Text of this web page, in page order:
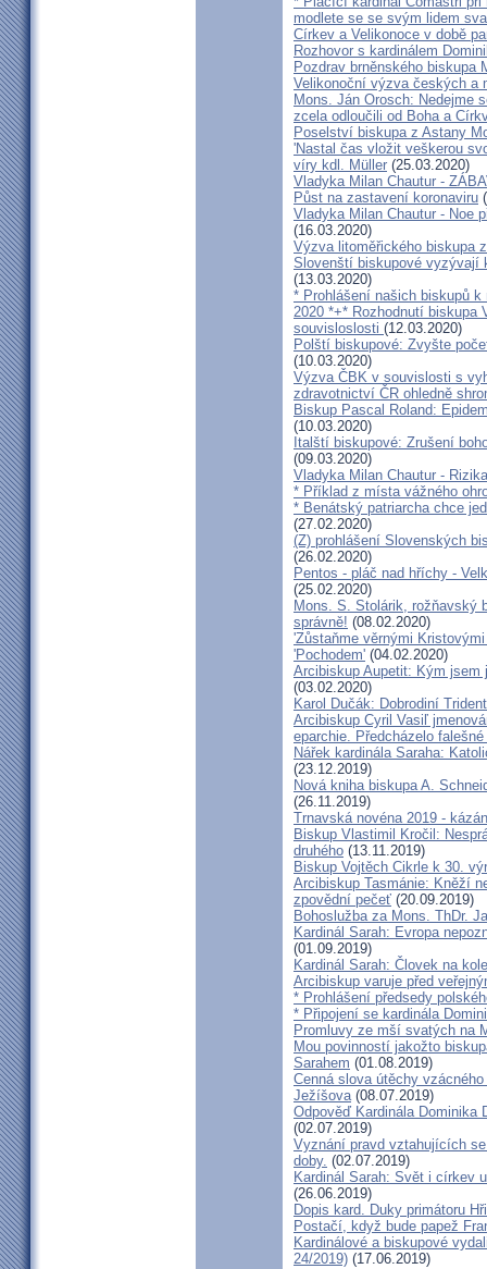
modlete se se svým lidem
Církev a Velikonoce v době
Rozhovor s kardinálem
Pozdrav brněnského biskupa
Velikonoční výzva českých a
Mons. Ján Orosch: Nedejme
zcela odloučili od Boha a
Poselství biskupa z Astany
'Nastal čas vložit veškerou
víry kdl. Müller (25.03.2020)
Vladyka Milan Chautur -
Půst na zastavení koronaviru
Vladyka Milan Chautur - Noe
(16.03.2020)
Výzva litoměřického biskupa
Slovenští biskupové vyzývají
(13.03.2020)
* Prohlášení našich biskupů
2020 *+* Rozhodnutí biskupa
souvisloslosti (12.03.2020)
Polští biskupové: Zvyšte
(10.03.2020)
Výzva ČBK v souvislosti s
zdravotnictví ČR ohledně
Biskup Pascal Roland:
(10.03.2020)
Italští biskupové: Zrušení
(09.03.2020)
Vladyka Milan Chautur -
* Příklad z místa vážného
* Benátský patriarcha chce
(27.02.2020)
(Z) prohlášení Slovenských
(26.02.2020)
Pentos - pláč nad hříchy -
(25.02.2020)
Mons. S. Stolárik, rožňavský
správně! (08.02.2020)
'Zůstaňme věrnými
'Pochodem' (04.02.2020)
Arcibiskup Aupetit: Kým jsem
(03.02.2020)
Karol Dučák: Dobrodiní
Arcibiskup Cyril Vasiľ
eparchie. Předcházelo
Nářek kardinála Saraha:
(23.12.2019)
Nová kniha biskupa A.
(26.11.2019)
Trnavská novéna 2019 -
Biskup Vlastimil Kročil:
druhého (13.11.2019)
Biskup Vojtěch Cikrle k 30.
Arcibiskup Tasmánie: Kněží
zpovědní pečeť (20.09.2019)
Bohoslužba za Mons. ThDr.
Kardinál Sarah: Evropa
(01.09.2019)
Kardinál Sarah: Človek na
Arcibiskup varuje před
* Prohlášení předsedy
* Připojení se kardinála
Promluvy ze mší svatých na
Mou povinností jakožto
Sarahem (01.08.2019)
Cenná slova útěchy
Ježíšova(08.07.2019)
Odpověď Kardinála Dominika
(02.07.2019)
Vyznání pravd vztahujících
doby. (02.07.2019)
Kardinál Sarah: Svět i církev
(26.06.2019)
Dopis kard. Duky primátoru
Postačí, když bude papež
Kardinálové a biskupové
24/2019) (17.06.2019)